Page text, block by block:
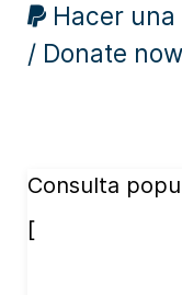
Hacer
/ Donate now
Consulta
[